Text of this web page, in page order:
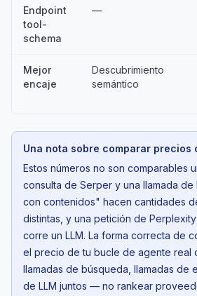
Endpoint
tool-
schema
—
Mejor
encaje
Descubrimiento
semántico
Una nota sobre comparar precios
Estos números no son comparables
consulta de Serper y una llamada
con contenidos" hacen cantidades
distintas, y una petición de
corre un LLM. La forma correcta de
el precio de tu bucle de agente real
llamadas de búsqueda, llamadas de
de LLM juntos — no rankear